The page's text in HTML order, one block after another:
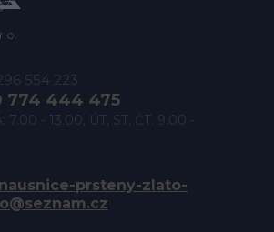
554 223
774 444 475
7.00 - 13.00, ÚT, ST, ČT: 9.00 -
nausnice-prsteny-zlato-